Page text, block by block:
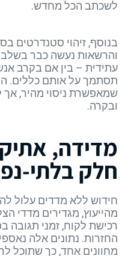
לשכתב הכל מחדש.
בנוסף, זיהוי סטנדרטים
עתידית – בין אם בקרב
תסתמך על אותם כללים.
שמאפשרת ניסוי מהיר,
ובקרה.
מדידה,
חלק בלתי-
חידוש ללא מדדים עלול
מהייעוץ, מגדירים מדדי
רכישת לקוח, זמני תגובה
החזרות. נתונים אלה